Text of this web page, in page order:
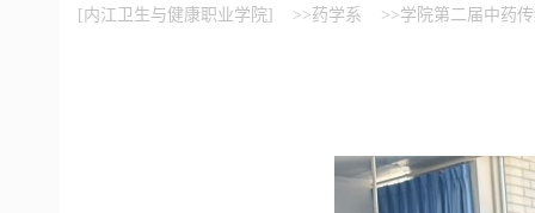
[内江卫生与健康职业学院] >>药学系 >>学院第二届中药